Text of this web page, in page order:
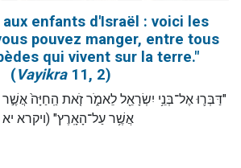
enfants d'Israël : voici les
pouvez manger, entre tous
qui vivent sur la terre."
(Vayikra11, 2)
"דַּבְּר֛וּ אֶל־בְּנֵ֥י יִשְׂרָאֵ֖ל לֵאמֹ֑ר זֹ֤את הַֽחַיָּה֙
אֲשֶׁ֥ר עַל־הָאָֽרֶץ" (ויקרא